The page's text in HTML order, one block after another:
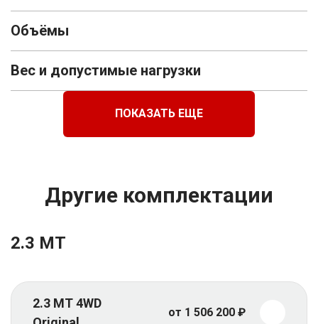
Объёмы
Вес и допустимые нагрузки
ПОКАЗАТЬ ЕЩЕ
Другие комплектации
2.3 MT
2.3 MT 4WD
от 1 506 200 ₽